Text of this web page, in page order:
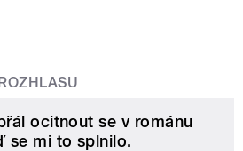
ocitnout se v románu
se mi to splnilo.